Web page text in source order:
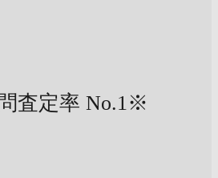
査定率 No.1※